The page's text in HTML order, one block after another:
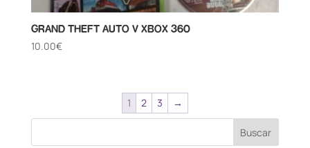
GRAND THEFT AUTO V XBOX 360
10.00€
1 2 3 →